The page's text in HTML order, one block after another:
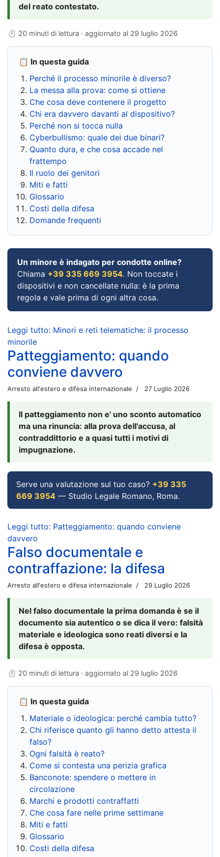
del reato contestato.
⏱ 20 minuti di lettura · aggiornato al 29 luglio 2026
📋 In questa guida
Perché il processo minorile è diverso?
La messa alla prova: come si ottiene
Che cosa deve contenere il progetto
Chi era davvero davanti al dispositivo?
Perché non si tocca nulla
Cyberbullismo: quale dei due binari?
Quanto dura, e che cosa accade nel
frattempo
Il ruolo dei genitori
Miti e fatti
Glossario
Costi della difesa
Domande frequenti
Un minore è indagato per condotte online?
Chiama +39 335 669 3954. Non toccate i
dispositivi e non cancellate nulla: è la prima
regola e vale prima di ogni altra cosa.
Leggi tutto: Minori e reti telematiche: il processo
minorile
Patteggiamento: quando
conviene davvero
Arresto all'estero e difesa internazionale 27 Luglio 2026
Il patteggiamento non e' uno sconto automatico
ma una rinuncia: alla prova dell'accusa, al
contraddittorio e a quasi tutti i motivi di
impugnazione.
Serve una valutazione sul tuo caso? +39 335
669 3954 — Studio Legale Romano, Roma.
Leggi tutto: Patteggiamento: quando conviene
davvero
Falso documentale e
contraffazione: la difesa
Arresto all'estero e difesa internazionale 29 Luglio 2026
Nel falso documentale la prima domanda è se il
documento sia autentico o se dica il vero: falsità
materiale e ideologica sono reati diversi e la
difesa è opposta.
⏱ 20 minuti di lettura · aggiornato al 29 luglio 2026
📋 In questa guida
Materiale o ideologica: perché cambia tutto?
Chi riferisce quanto gli hanno detto attesta il
falso?
Ogni falsità è reato?
Come si contesta una perizia grafica
Banconote: spendere o mettere in
circolazione
Marchi e prodotti contraffatti
Che cosa fare nelle prime settimane
Miti e fatti
Glossario
Costi della difesa